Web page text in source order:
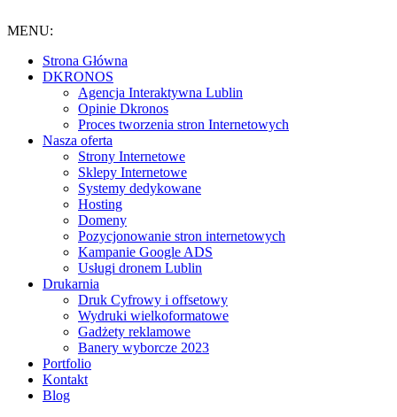
do
MENU:
Strona Główna
DKRONOS
️Agencja Interaktywna Lublin
Opinie Dkronos
Proces tworzenia stron Internetowych
Nasza oferta
Strony Internetowe
Sklepy Internetowe
Systemy dedykowane
Hosting
Domeny
Pozycjonowanie stron internetowych
Kampanie Google ADS
Usługi dronem Lublin
Drukarnia
Druk Cyfrowy i offsetowy
Wydruki wielkoformatowe
Gadżety reklamowe
Banery wyborcze 2023
Portfolio
Kontakt
Blog